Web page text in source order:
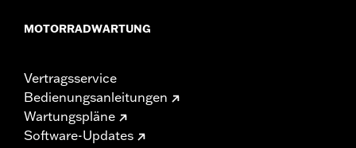
MOTORRADWARTUNG
Vertragsservice
Bedienungsanleitungen
Wartungspläne
Software-Updates